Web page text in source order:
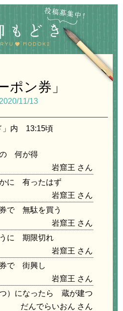
ポン券」
2020/11/13
」内 13:15頃
何が得
岩窟王
に 有ったはず
岩窟王
で 無駄を買う
岩窟王
に 期限切れ
岩窟王
で 街興し
岩窟王
）になったら 蔵が建つ
だんでらいおん